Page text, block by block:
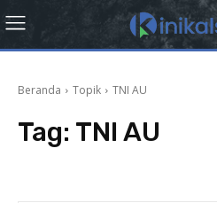
Beranda Topik TNI AU
Tag: TNI AU